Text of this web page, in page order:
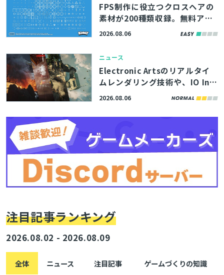
FPS制作に役立つクロスヘアの
素材が200種類収録。無料アセ
ットパック『Crosshair Pack』
2026.08.06
ニュース
Electronic Artsのリアルタイ
ムレンダリング技術や、IO Int
eractive内製エンジンのボリュ
説。「SIGGRAPH 2026」内勉
2026.08.06
注目記事ランキング
2026.08.02 - 2026.08.09
全体 ニュース 注目記事 ゲームづくりの知識